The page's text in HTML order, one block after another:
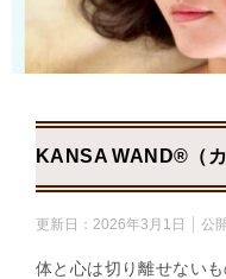
KANSA WAND®（
更新日： 2026年3月1日 公
体と心は切り離せない